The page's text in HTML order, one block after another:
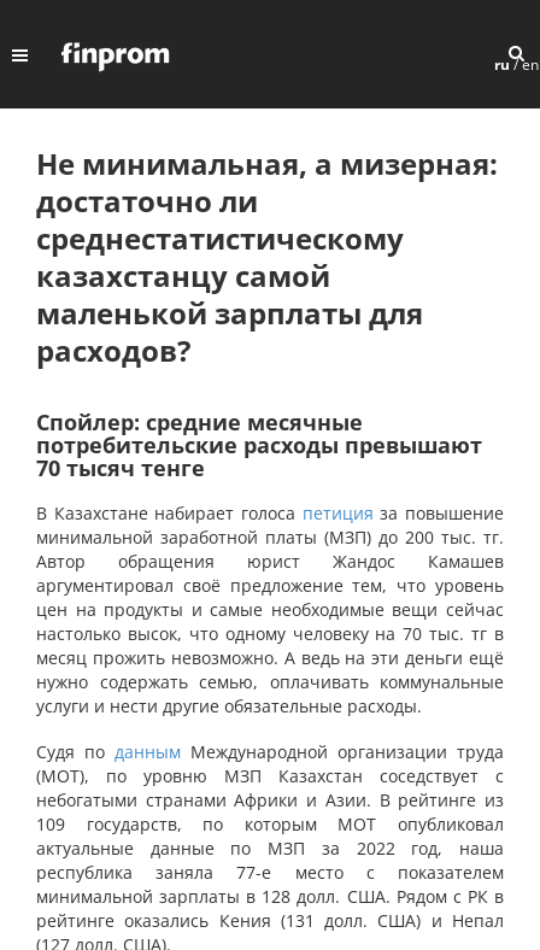
ru/en
Не минимальная, а мизерная:
достаточно ли
среднестатистическому
казахстанцу самой
маленькой зарплаты для
расходов?
Спойлер: средние месячные
потребительские расходы превышают
70 тысяч тенге
В Казахстане набирает голоса петиция за повышение
минимальной заработной платы (МЗП) до 200 тыс. тг.
Автор обращения юрист Жандос Камашев
аргументировал своё предложение тем, что уровень
цен на продукты и самые необходимые вещи сейчас
настолько высок, что одному человеку на 70 тыс. тг в
месяц прожить невозможно. А ведь на эти деньги ещё
нужно содержать семью, оплачивать коммунальные
услуги и нести другие обязательные расходы.
Судя по данным Международной организации труда
(МОТ), по уровню МЗП Казахстан соседствует с
небогатыми странами Африки и Азии. В рейтинге из
109 государств, по которым МОТ опубликовал
актуальные данные по МЗП за 2022 год, наша
республика заняла 77-е место с показателем
минимальной зарплаты в 128 долл. США. Рядом с РК в
рейтинге оказались Кения (131 долл. США) и Непал
(127 долл. США).